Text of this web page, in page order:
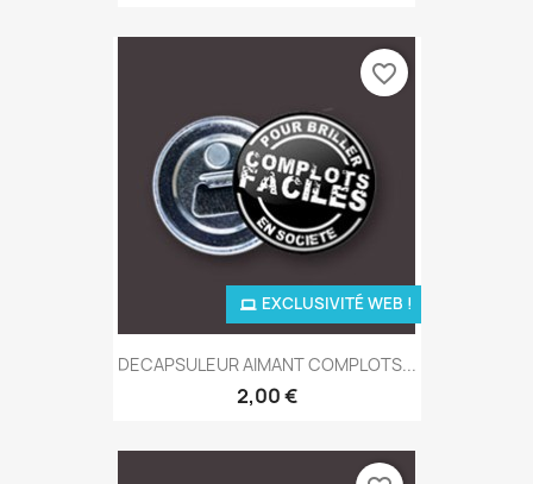
DECAPSULEUR AIMANT COMPLOTS...
2,00 €
EXCLUSIVITÉ WEB !
favorite_border